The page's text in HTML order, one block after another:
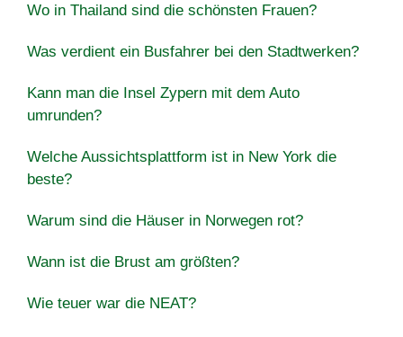
Wo in Thailand sind die schönsten Frauen?
Was verdient ein Busfahrer bei den Stadtwerken?
Kann man die Insel Zypern mit dem Auto
umrunden?
Welche Aussichtsplattform ist in New York die
beste?
Warum sind die Häuser in Norwegen rot?
Wann ist die Brust am größten?
Wie teuer war die NEAT?